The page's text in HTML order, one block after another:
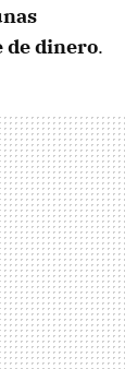
de dinero.